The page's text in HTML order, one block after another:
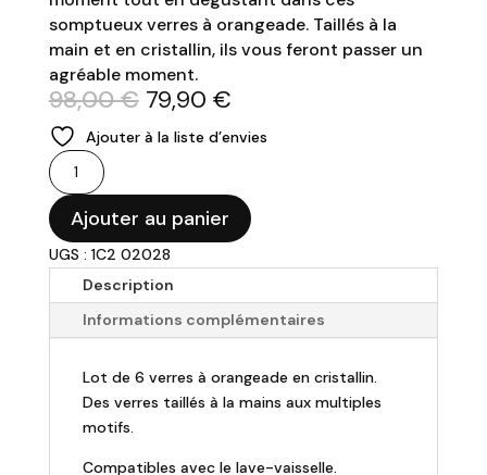
somptueux verres à orangeade. Taillés à la
main et en cristallin, ils vous feront passer un
agréable moment.
98,00€ Le
initial
98,00 €.
79,90 €Le
actuel
79,90 €.
Ajouter à la liste d’envies
quantité
de
Lot
de
6
verres
orangeade
Ajouter au panier
UGS : 1C2 02028
Description
Informations complémentaires
Lot de 6 verres à orangeade en cristallin.
Des verres taillés à la mains aux multiples
motifs.
Compatibles avec le lave-vaisselle.